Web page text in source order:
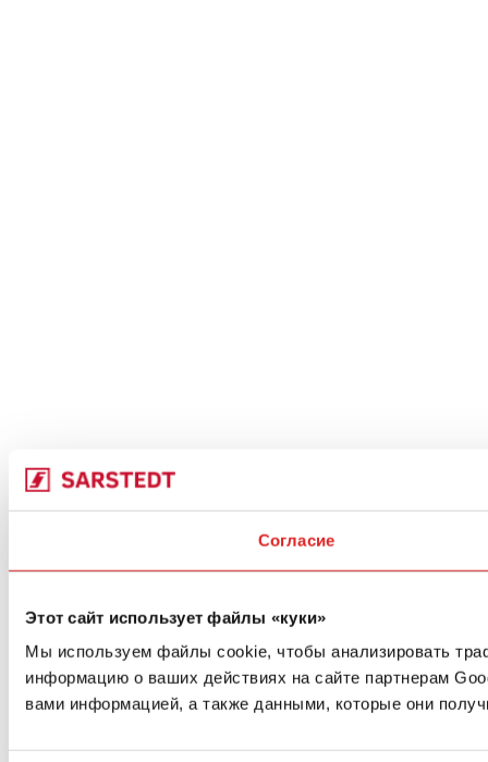
Согласие
Этот сайт использует файлы «куки»
Мы используем файлы cookie, чтобы анализировать
информацию о ваших действиях на сайте партнерам
вами информацией, а также данными, которые они